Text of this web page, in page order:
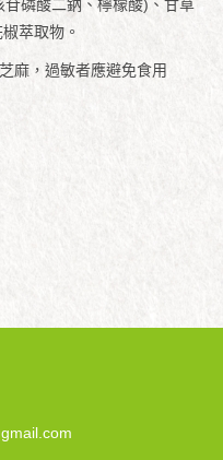
磷酸二鈉、檸檬酸)、甘草
萃取物。
麻，過敏者應避免食用